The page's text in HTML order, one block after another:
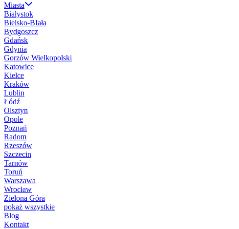
Miasta
Białystok
Bielsko-BIała
Bydgoszcz
Gdańsk
Gdynia
Gorzów Wielkopolski
Katowice
Kielce
Kraków
Lublin
Łódź
Olsztyn
Opole
Poznań
Radom
Rzeszów
Szczecin
Tarnów
Toruń
Warszawa
Wrocław
Zielona Góra
pokaż wszystkie
Blog
Kontakt